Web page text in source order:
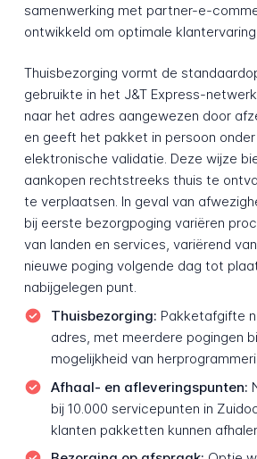
samenwerking met partner-e-
ontwikkeld om optimale
Thuisbezorging vormt de
gebruikte in het J&T Express-
naar het adres aangewezen door
en geeft het pakket in persoon
elektronische validatie. Deze wijze
aankopen rechtstreeks thuis te
te verplaatsen. In geval van
bij eerste bezorgpoging variëren
van landen en services, variërend
nieuwe poging volgende dag tot
nabijgelegen punt.
Thuisbezorging: Pakketafgifte
adres, met meerdere pogingen
mogelijkheid van
Afhaal- en afleveringspunten:
bij 10.000 servicepunten in
klanten pakketten kunnen